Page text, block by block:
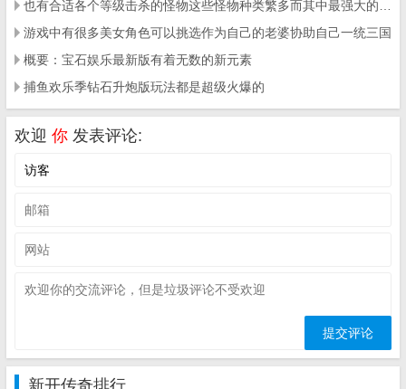
游戏中有很多美女角色可以挑选作为自己的老婆协助自己一统三国
概要：宝石娱乐最新版有着无数的新元素
捕鱼欢乐季钻石升炮版玩法都是超级火爆的
欢迎 你 发表评论:
新开传奇排行